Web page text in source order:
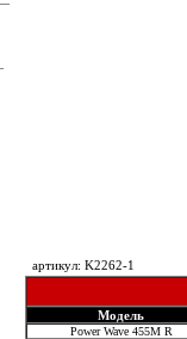
артикул: K2262-1
Модель
Power Wave 455M R